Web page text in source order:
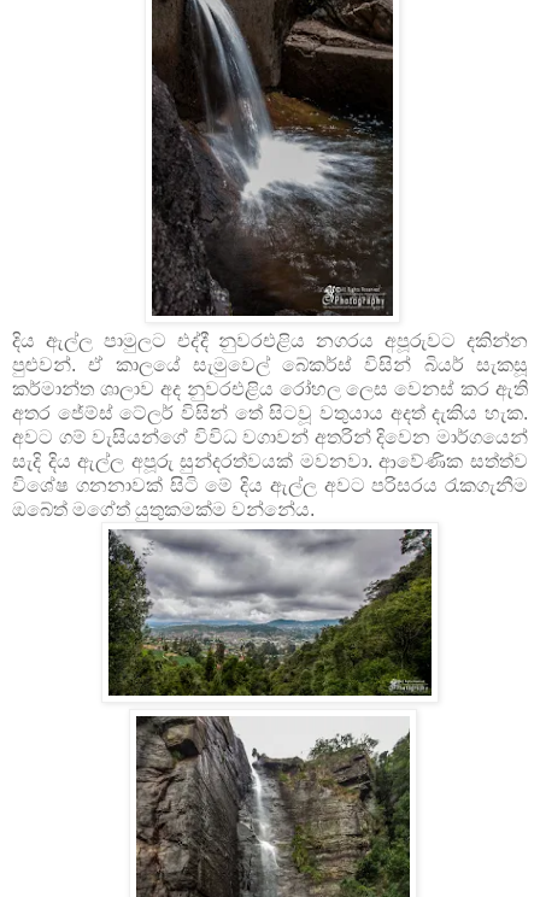
දිය ඇල්ල පාමුලට එද්දී නුවරඑළිය නගරය අපූරුවට දකින්න
පුළුවන්. ඒ කාලයේ සැමුවෙල් බේකර්ස් විසින් බියර් සැකසූ
කර්මාන්ත ශාලාව අද නුවරඑළිය රෝහල ලෙස වෙනස් කර ඇති
අතර ජේම්ස් ටේලර් විසින් තේ සිටවූ වතුයාය අදත් දැකිය හැක.
අවට ගම් වැසියන්ගේ විවිධ වගාවන් අතරින් දිවෙන මාර්ගයෙන්
සැදි දිය ඇල්ල අපූරු සුන්දරත්වයක් මවනවා. ආවේණික සත්ත්ව
විශේෂ ගනනාවක් සිටි මේ දිය ඇල්ල අවට පරිසරය රැකගැනීම
ඔබේත් මගේත් යුතුකමක්ම වන්නේය.